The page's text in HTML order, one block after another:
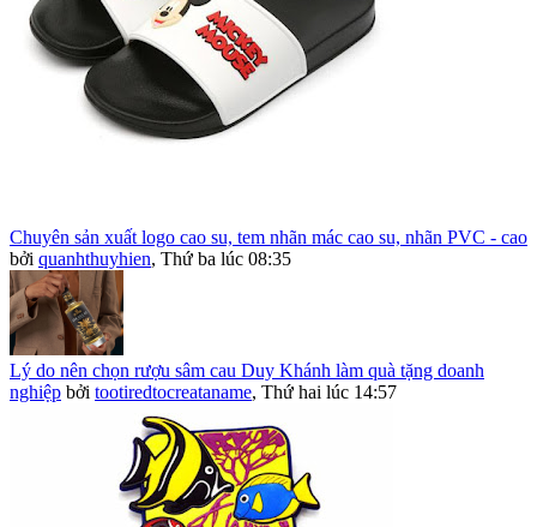
Chuyên sản xuất logo cao su, tem nhãn mác cao su, nhãn PVC - cao
bởi quanhthuyhien, Thứ ba lúc 08:35
Lý do nên chọn rượu sâm cau Duy Khánh làm quà tặng doanh
nghiệp bởi tootiredtocreataname, Thứ hai lúc 14:57